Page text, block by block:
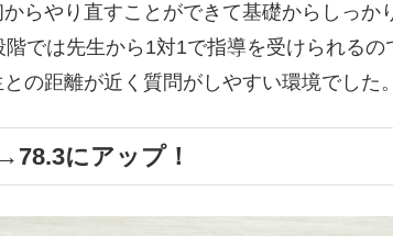
らやり直すことができて基礎からしっか
では先生から1対1で指導を受けられる
の距離が近く質問がしやすい環境でした。
にアップ！